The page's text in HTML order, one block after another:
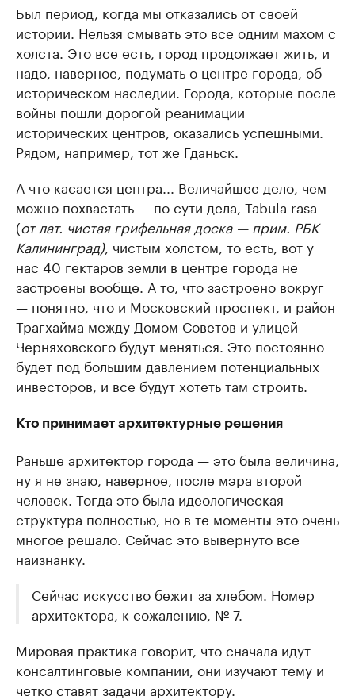
Был период, когда мы отказались от своей
истории. Нельзя смывать это все одним махом с
холста. Это все есть, город продолжает жить, и
надо, наверное, подумать о центре города, об
историческом наследии. Города, которые после
войны пошли дорогой реанимации
исторических центров, оказались успешными.
Рядом, например, тот же Гданьск.
А что касается центра... Величайшее дело, чем
можно похвастать — по сути дела, Tabula rasa
(от лат. чистая грифельная доска — прим. РБК
Калининград), чистым холстом, то есть, вот у
нас 40 гектаров земли в центре города не
застроены вообще. А то, что застроено вокруг
— понятно, что и Московский проспект, и район
Трагхайма между Домом Советов и улицей
Черняховского будут меняться. Это постоянно
будет под большим давлением потенциальных
инвесторов, и все будут хотеть там строить.
Кто принимает архитектурные решения
Раньше архитектор города — это была величина,
ну я не знаю, наверное, после мэра второй
человек. Тогда это была идеологическая
структура полностью, но в те моменты это очень
многое решало. Сейчас это вывернуто все
наизнанку.
Сейчас искусство бежит за хлебом. Номер
архитектора, к сожалению, № 7.
Мировая практика говорит, что сначала идут
консалтинговые компании, они изучают тему и
четко ставят задачи архитектору.